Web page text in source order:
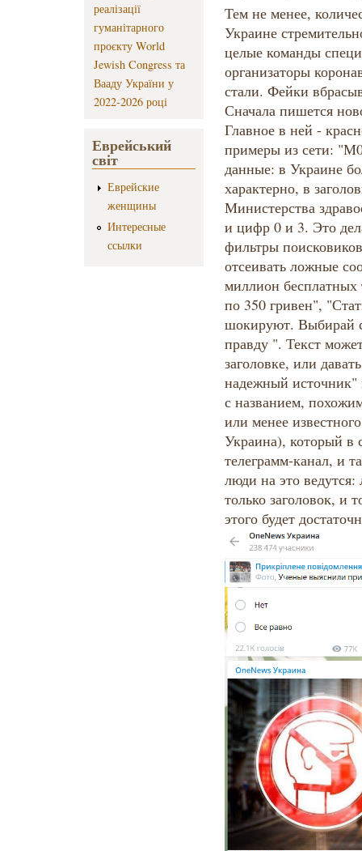
реалізації
гуманітарного
проєкту World
Jewish Congress та
Вааду України у
2022-2026 році
Еврейський
світ
Еврейские
женщины
Интересные
ссылки
Тем не менее,
Украине
целые команды
организаторы
стали. Фейки
Сначала пишется
Главное в ней -
примеры из сети:
данные: в Украине
характерно, в
Министерства
и цифр 0 и 3. Это
фильтры
отсеивать ложные
миллион бесплатных
по 350 гривен",
шокируют. Выбирай
правду ". Текст
заголовке, или
надежный источник"
с названием,
или менее
Украина), который в
телеграмм-канал, и
люди на это ведутся:
только заголовок, и
этого будет